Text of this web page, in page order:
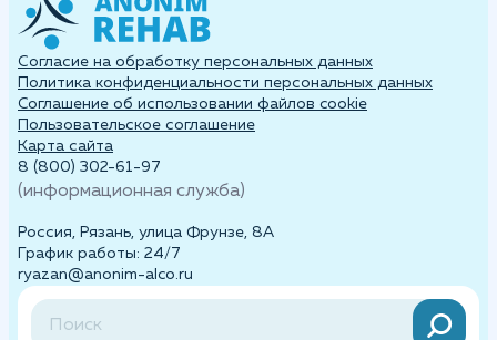
Согласие на обработку персональных данных
Политика конфиденциальности персональных данных
Cоглашение об использовании файлов cookie
Пользовательское соглашение
Карта сайта
8 (800) 302-61-97
(информационная служба)
Россия, Рязань, улица Фрунзе, 8А
График работы: 24/7
ryazan@anonim-alco.ru